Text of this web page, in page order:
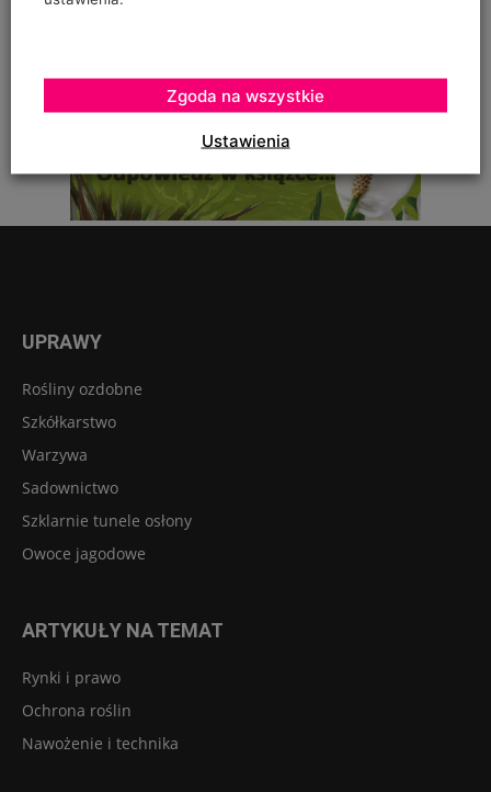
zostały otrute, czy skrzętnie zebrane i
UPRAWY
Rośliny ozdobne
Szkółkarstwo
Warzywa
Sadownictwo
Szklarnie tunele osłony
Owoce jagodowe
ARTYKUŁY NA TEMAT
Rynki i prawo
Ochrona roślin
Nawożenie i technika
Ustawienia
Zgoda na wszystkie